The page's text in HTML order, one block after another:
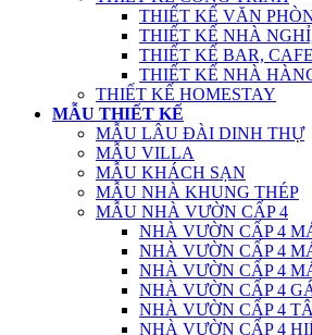
THIẾT KẾ VĂN
THIẾT KẾ NHÀ
THIẾT KẾ BAR,
THIẾT KẾ NHÀ
THIẾT KẾ HOMESTAY
MẪU THIẾT KẾ
MẪU LÂU ĐÀI DINH THỰ
MẪU VILLA
MẪU KHÁCH SẠN
MẪU NHÀ KHUNG THÉP
MẪU NHÀ VƯỜN CẤP 4
NHÀ VƯỜN CẤP 4
NHÀ VƯỜN CẤP 4
NHÀ VƯỜN CẤP 4
NHÀ VƯỜN CẤP 4
NHÀ VƯỜN CẤP 4
NHÀ VƯỜN CẤP 4